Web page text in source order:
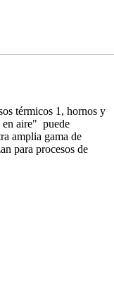
térmicos 1, hornos y
en aire" puede
amplia gama de
para procesos de